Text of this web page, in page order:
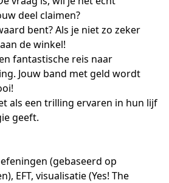
deel claimen?
bent? Als je niet zo zeker
de winkel!
fantastische reis naar
Jouw band met geld wordt
als een trilling ervaren in hun lijf
geeft.
(gebaseerd op
EFT, visualisatie (Yes! The